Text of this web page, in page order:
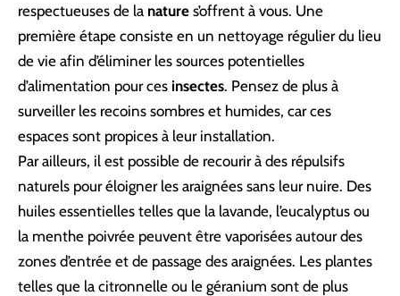
respectueuses de la nature s’offrent à vous. Une
première étape consiste en un nettoyage régulier du lieu
de vie afin d’éliminer les sources potentielles
d’alimentation pour ces insectes. Pensez de plus à
surveiller les recoins sombres et humides, car ces
espaces sont propices à leur installation.
Par ailleurs, il est possible de recourir à des répulsifs
naturels pour éloigner les araignées sans leur nuire. Des
huiles essentielles telles que la lavande, l’eucalyptus ou
la menthe poivrée peuvent être vaporisées autour des
zones d’entrée et de passage des araignées. Les plantes
telles que la citronnelle ou le géranium sont de plus